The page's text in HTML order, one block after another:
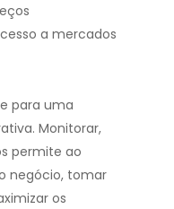
a mercados
para uma
Monitorar,
permite ao
negócio, tomar
os